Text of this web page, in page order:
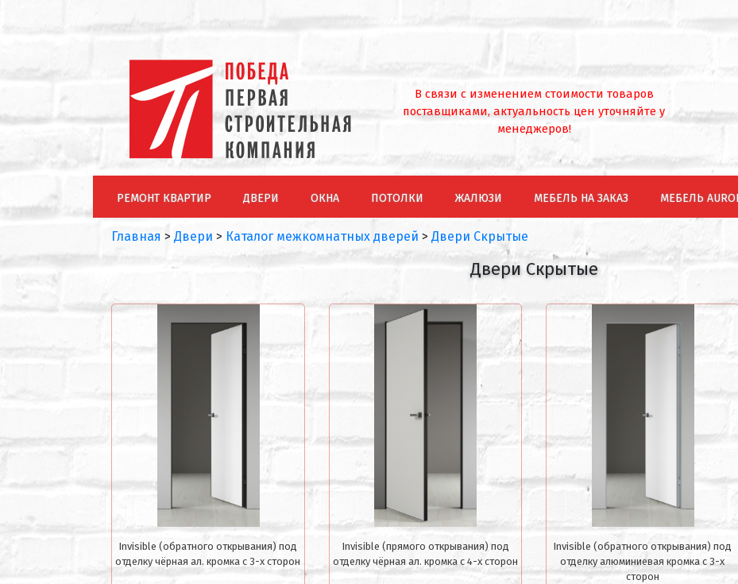
В связи с изменением стоимости товаров
поставщиками, актуальность цен уточняйте у
менеджеров!
РЕМОНТ КВАРТИР ДВЕРИ ОКНА ПОТОЛКИ ЖАЛЮЗИ МЕБЕЛЬ НА ЗАКАЗ МЕБЕЛЬ
Главная > Двери > Каталог межкомнатных дверей > Двери Скрытые
Двери Скрытые
Invisible (обратного открывания) под
отделку чёрная ал. кромка с 3-х сторон
Invisible (прямого открывания) под
отделку чёрная ал. кромка с 4-х сторон
Invisible (обратного открывания) под
отделку алюминиевая кромка с 3-х
сторон